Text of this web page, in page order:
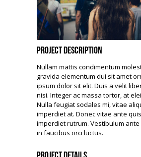
Project Description
Nullam mattis condimentum
gravida elementum dui sit amet
ipsum dolor sit elit. Duis a velit
nisi. Integer ac massa tortor, at
Nulla feugiat sodales mi, vitae
imperdiet at. Donec vitae ante
imperdiet rutrum. Vestibulum
in faucibus orci luctus.